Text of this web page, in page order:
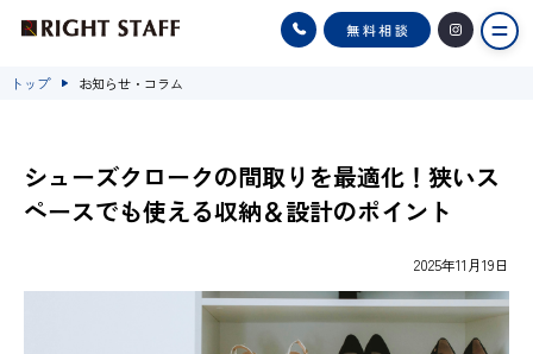
トップ お知らせ・コラム
シューズクロークの間取りを最適化！狭いス
ペースでも使える収納＆設計のポイント
2025年11月19日